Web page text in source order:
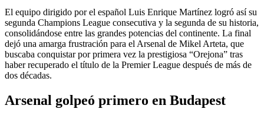
El equipo dirigido por el español Luis Enrique Martínez logró así su
segunda Champions League consecutiva y la segunda de su historia,
consolidándose entre las grandes potencias del continente. La final
dejó una amarga frustración para el Arsenal de Mikel Arteta, que
buscaba conquistar por primera vez la prestigiosa “Orejona” tras
haber recuperado el título de la Premier League después de más de
dos décadas.
Arsenal golpeó primero en Budapest